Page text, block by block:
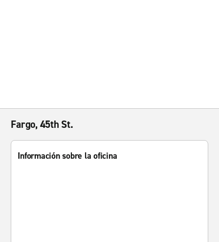
Fargo, 45th St.
Información sobre la oficina